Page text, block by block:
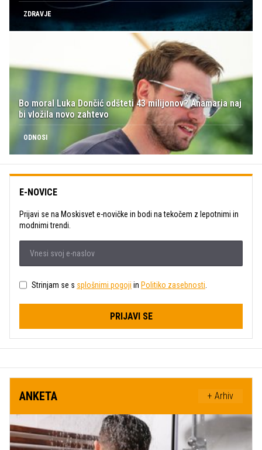
ZDRAVJE
Bo moral Luka Dončić odšteti 43 milijonov? Anamaria naj
bi vložila novo zahtevo
ODNOSI
E-NOVICE
Prijavi se na Moskisvet e-novičke in bodi na tekočem z lepotnimi in
modnimi trendi.
Strinjam se s splošnimi pogoji in Politiko zasebnosti
PRIJAVI SE
ANKETA + Arhiv